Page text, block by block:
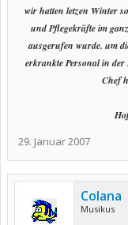
wir hatten letzen Winter
und Pflegekräfte im
ausgerufen wurde. um
erkrankte Personal in der
Chef
29. Januar 2007
Colana
Musikus